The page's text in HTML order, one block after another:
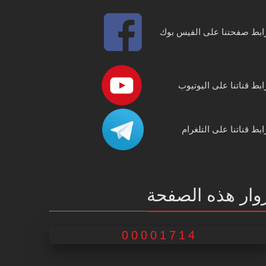
صفحتنا على الفيس بوك
قناتنا على اليوتيوب
قناتنا على التلغرام
هذه الصفحة
00001714